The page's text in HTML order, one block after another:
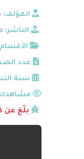
المؤلف:
الناشر:
عدد
سنة
بلّغ عن